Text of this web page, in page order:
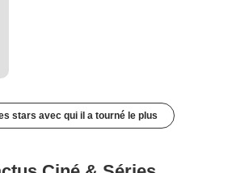
stars avec qui il a tourné le plus